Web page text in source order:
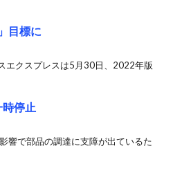
目標に
エクスプレスは5月30日、2022年版
停止
響で部品の調達に支障が出ているた